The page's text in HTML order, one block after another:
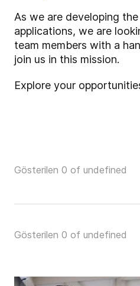
As we are developing
applications, we are
team members with a
join us in this mission.
Explore your
Gösterilen 0 of undefined
Gösterilen 0 of undefined